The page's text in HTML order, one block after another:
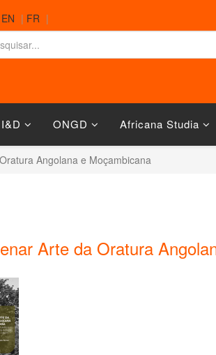
EN | FR |
ONGD Africana Studia
Angolana e Moçambicana
Arte da Oratura